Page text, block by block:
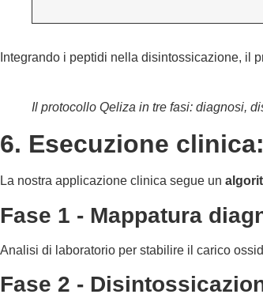
Integrando i peptidi nella disintossicazione, il
Il protocollo Qeliza in tre fasi: diagnosi,
6. Esecuzione
La nostra applicazione clinica segue un
Fase 1 - Mappatura
Analisi di laboratorio per stabilire il carico
Fase 2 -